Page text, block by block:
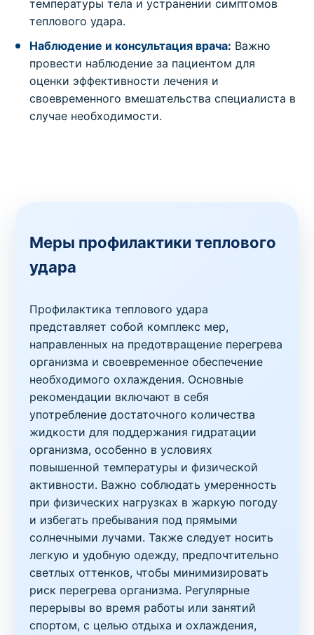
температуры тела и устранении симптомов
теплового удара.
Наблюдение и консультация врача: Важно
провести наблюдение за пациентом для
оценки эффективности лечения и
своевременного вмешательства специалиста в
случае необходимости.
Меры профилактики теплового
удара
Профилактика теплового удара
представляет собой комплекс мер,
направленных на предотвращение перегрева
организма и своевременное обеспечение
необходимого охлаждения. Основные
рекомендации включают в себя
употребление достаточного количества
жидкости для поддержания гидратации
организма, особенно в условиях
повышенной температуры и физической
активности. Важно соблюдать умеренность
при физических нагрузках в жаркую погоду
и избегать пребывания под прямыми
солнечными лучами. Также следует носить
легкую и удобную одежду, предпочтительно
светлых оттенков, чтобы минимизировать
риск перегрева организма. Регулярные
перерывы во время работы или занятий
спортом, с целью отдыха и охлаждения,